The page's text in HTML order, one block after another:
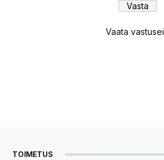
Vaata
TOIMETUS